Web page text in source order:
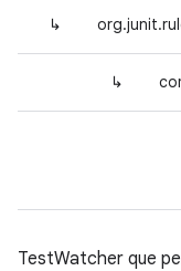
↳
↳
TestWatcher que